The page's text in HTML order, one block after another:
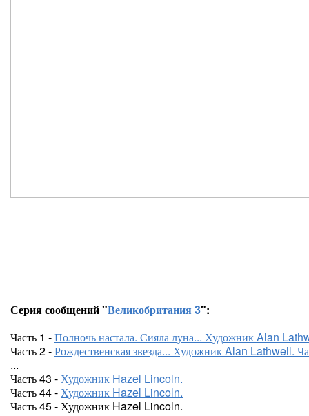
Серия сообщений "Великобритания 3":
Часть 1 -Полночь настала. Сияла луна... Художник Alan
Часть 2 -Рождественская звезда... Художник Alan Lathwell.
...
Часть 43 -Художник Hazel Lincoln.
Часть 44 -Художник Hazel Lincoln.
Часть 45 - Художник Hazel Lincoln.